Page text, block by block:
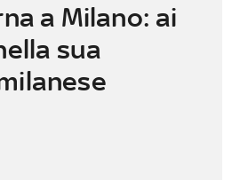
a Milano: ai
sua